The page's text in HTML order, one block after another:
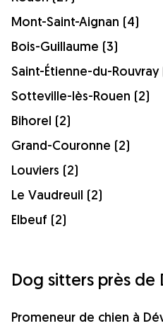
Mont-Saint-Aignan (4)
Bois-Guillaume (3)
Saint-Étienne-du-Rouvray
Sotteville-lès-Rouen (2)
Bihorel (2)
Grand-Couronne (2)
Louviers (2)
Le Vaudreuil (2)
Elbeuf (2)
Dog sitters près de
Promeneur de chien à